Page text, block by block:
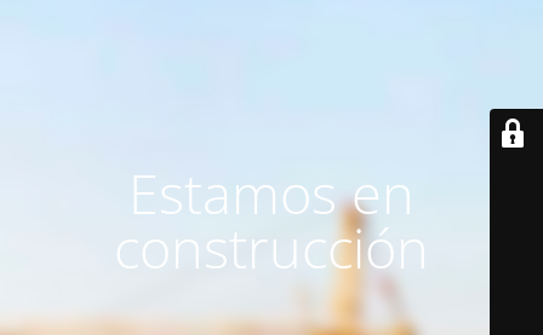
Estamos en
construcción